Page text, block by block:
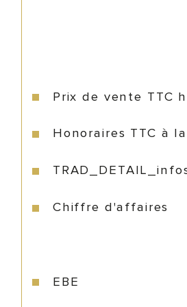
Prix de vente TTC
Honoraires TTC à
Chiffre d'affaires
EBE